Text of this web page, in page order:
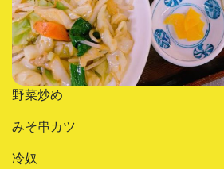
野菜炒め
みそ串カツ
冷奴